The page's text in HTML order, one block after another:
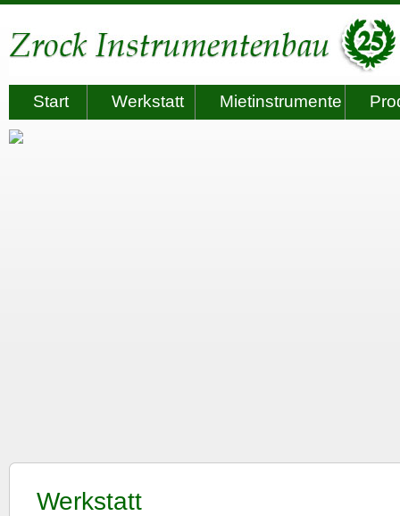
Start Werkstatt Mietinstrumente
Werkstatt